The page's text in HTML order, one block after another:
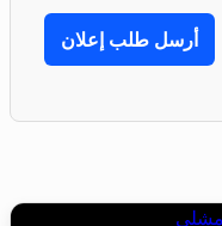
أرسل طلب إعلان